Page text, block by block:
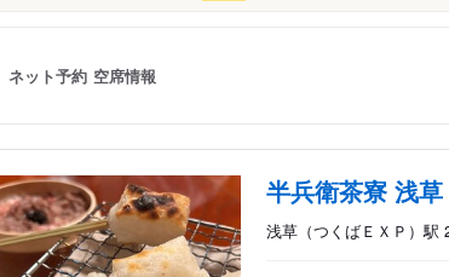
ネット予約 空席情報
半兵衛茶寮 浅草
浅草（つくばＥＸＰ）駅